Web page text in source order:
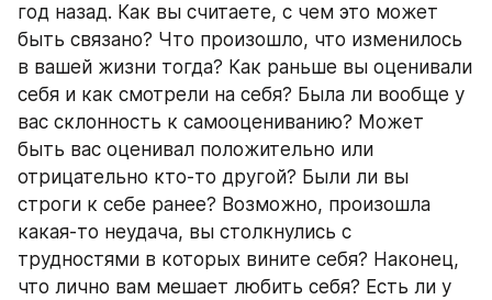
год назад. Как вы считаете, с чем это может
быть связано? Что произошло, что изменилось
в вашей жизни тогда? Как раньше вы оценивали
себя и как смотрели на себя? Была ли вообще у
вас склонность к самооцениванию? Может
быть вас оценивал положительно или
отрицательно кто-то другой? Были ли вы
строги к себе ранее? Возможно, произошла
какая-то неудача, вы столкнулись с
трудностями в которых вините себя? Наконец,
что лично вам мешает любить себя? Есть ли у